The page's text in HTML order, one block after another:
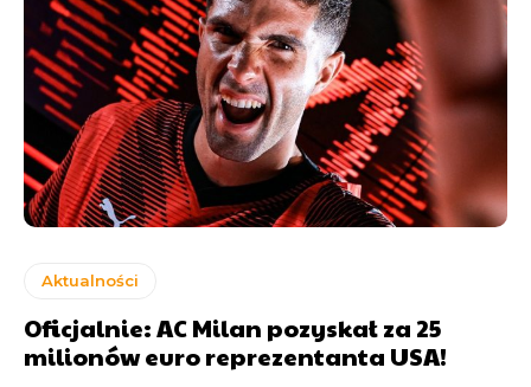
Aktualności
Oficjalnie: AC Milan pozyskał za 25
milionów euro reprezentanta USA!